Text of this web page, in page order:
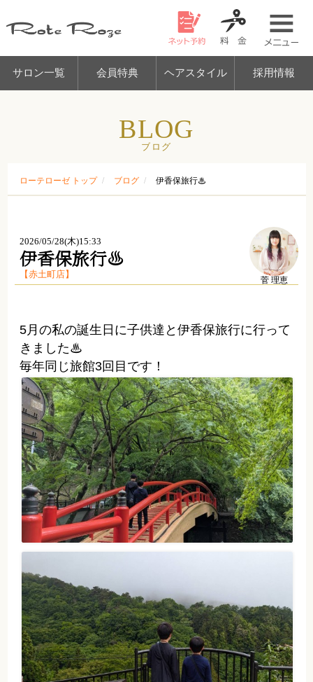
美
BLOG
ローテローゼ トップ 伊香保旅行♨
2026/05/28(木)15:33
伊香保旅行♨
【赤土町店】
5月の私の誕生日に子供達と伊香
きました♨
毎年同じ旅館3回目です！